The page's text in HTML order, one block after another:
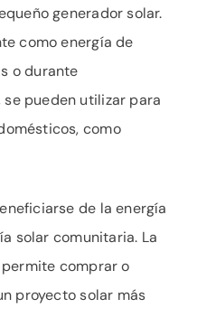
generador solar.
como energía de
o durante
pueden utilizar para
como
de la energía
solar comunitaria. La
comprar o
proyecto solar más